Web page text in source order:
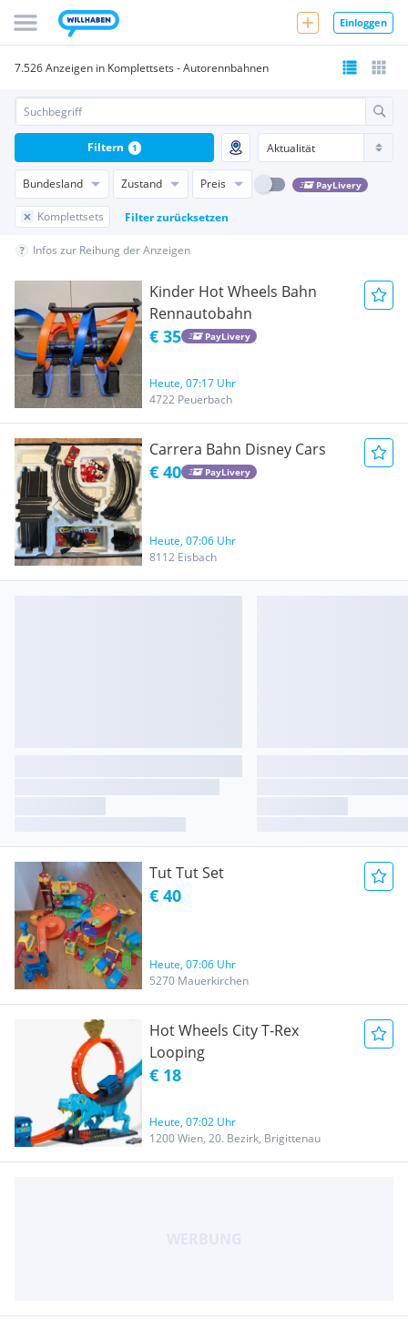
Einloggen
7.526 Anzeigen in Komplettsets - Autorennbahnen
Bundesland Zustand Preis PayLivery
Komplettsets Filter zurücksetzen
Filtern 1
Infos zur Reihung der Anzeigen
Kinder Hot Wheels Bahn
Rennautobahn
€ 35 PayLivery
Heute, 07:17 Uhr
4722 Peuerbach
Carrera Bahn Disney Cars
€ 40 PayLivery
Heute, 07:06 Uhr
8112 Eisbach
Tut Tut Set
€ 40
Heute, 07:06 Uhr
5270 Mauerkirchen
Hot Wheels City T-Rex
Looping
€ 18
Heute, 07:02 Uhr
1200 Wien, 20. Bezirk, Brigittenau